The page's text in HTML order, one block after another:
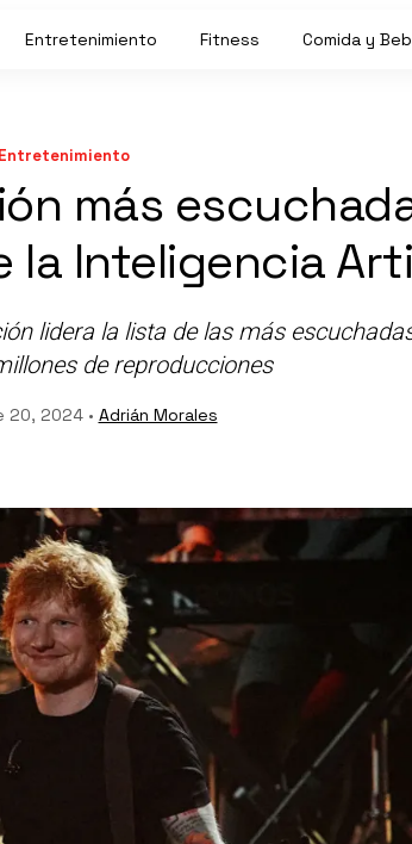
Entretenimiento Fitness Comida y
Entretenimiento
más
la Inteligencia
lidera la lista de las más
de reproducciones
20, 2024 • Adrián Morales